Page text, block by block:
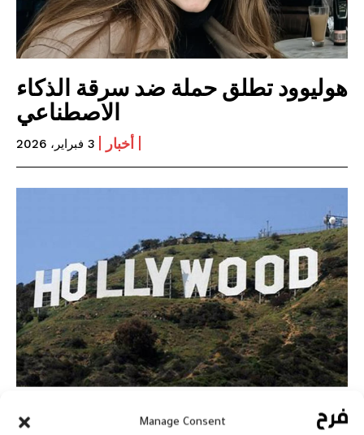
Manage Consent
هوليوود تطلق حملة ضد سرقة الذكاء
الاصطناعي
أخبار 3 فبراير، 2026
بعد 118 من الإضراب… ممثلو هوليوود